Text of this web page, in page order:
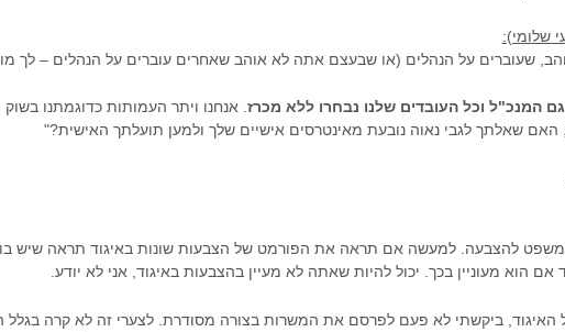
שלומי):
שעוברים על הנהלים (או שבעצם אתה לא אוהב שאחרים עוברים על הנהלים – לך
גם המנכ"ל וכל העובדים שלנו נבחרו ללא מכרז. אנחנו ויתר העמותות כדוגמתנו בשוק
שאלתך לגבי נאוה נובעת מאינטרסים אישיים שלך ולמען תועלתך האישית?"
משפט להצבעה. למעשה אם תראה את הפורמט של הצבעות שונות באיגוד תראה שיש
הוא מעוניין בכך. יכול להיות שאתה לא מעיין בהצבעות באיגוד, אני לא יודע.
של האיגוד, ביקשתי לא פעם לפרסם את המשרות בצורה מסודרת. לצערי זה לא קרה